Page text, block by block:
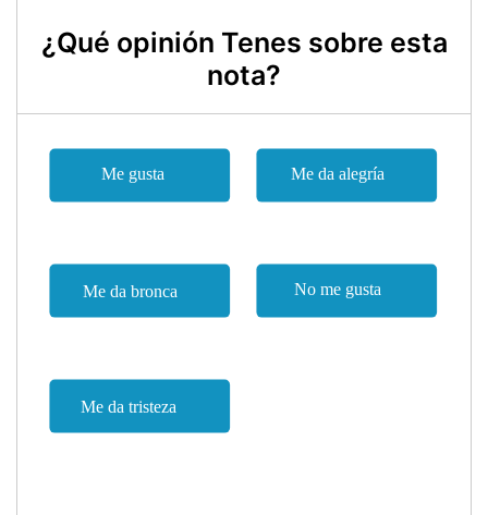
¿Qué opinión Tenes sobre esta
nota?